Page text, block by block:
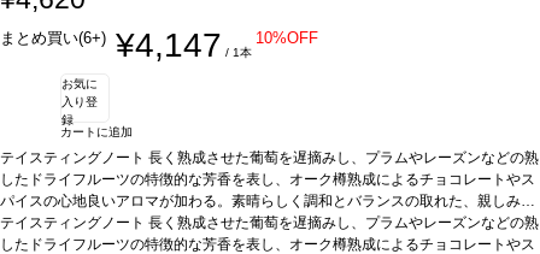
ィングノート鮮やかな麦わら色、繊細で滑らかな泡が立ち上る。ノーズはほのかな
柑橘類を示し、ジャスミンや刈りたての草を伴う。口に含むと、心地よい濃厚さが
広がり、素晴らしくジューシーで甘く、絶妙なバランスを持つ。
トリーやフルーツなどのデザートなどと好相性
ステナブル ※本商品は梱包済のセット商品のため、以下は承れません。 ・商品を
バラして別梱包 ・一部商品を別配送先へ送る ・セット内の一部商品を外す ・商品
のギフト梱包（無料ラッピング含む） ・熨斗不可
じ、バランスが良く、魅力的で爽やかな一本。合う料理
ー、フルーツなどと好相性
モスカート 100%
ェント モスカート スプマンテ
ィングノート鮮やかな麦わら色、繊細で滑らかな泡が立ち上る。ノーズはほのかな
柑橘類を示し、ジャスミンや刈りたての草を伴う。口に含むと、心地よい濃厚さが
広がり、素晴らしくジューシーで甘く、絶妙なバランスを持つ。合う料理ペイス
トリーやフルーツなどのデザートなどと好相性葡萄品種モスカート 100%認証サ
ステナブル ※本商品は梱包済のセット商品のため、以下は承れません。 ・商品を
バラして別梱包 ・一部商品を別配送先へ送る ・セット内の一部商品を外す ・商品
のギフト梱包（無料ラッピング含む） ・熨斗不可
まとめ買い(6+) ¥4,147 / 1本
10%OFF
お気に
入り登
録
カートに追加
テイスティングノート 長く熟成させた葡萄を遅摘みし、プラムやレーズンなどの熟
したドライフルーツの特徴的な芳香を表し、オーク樽熟成によるチョコレートやス
パイスの心地良いアロマが加わる。素晴らしく調和とバランスの取れた、親しみや
すく心地よい一本。 合う料理ローストした肉料理や、イノシシやシカなどのジビ
エ料理と一緒に飲むのに最適なワインです。 熟した香ばしいハード チーズとの相
テイスティングノート 長く熟成させた葡萄を遅摘みし、プラムやレーズンなどの熟
したドライフルーツの特徴的な芳香を表し、オーク樽熟成によるチョコレートやス